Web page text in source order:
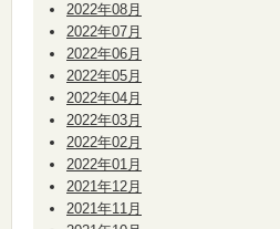
2022年08月
2022年07月
2022年06月
2022年05月
2022年04月
2022年03月
2022年02月
2022年01月
2021年12月
2021年11月